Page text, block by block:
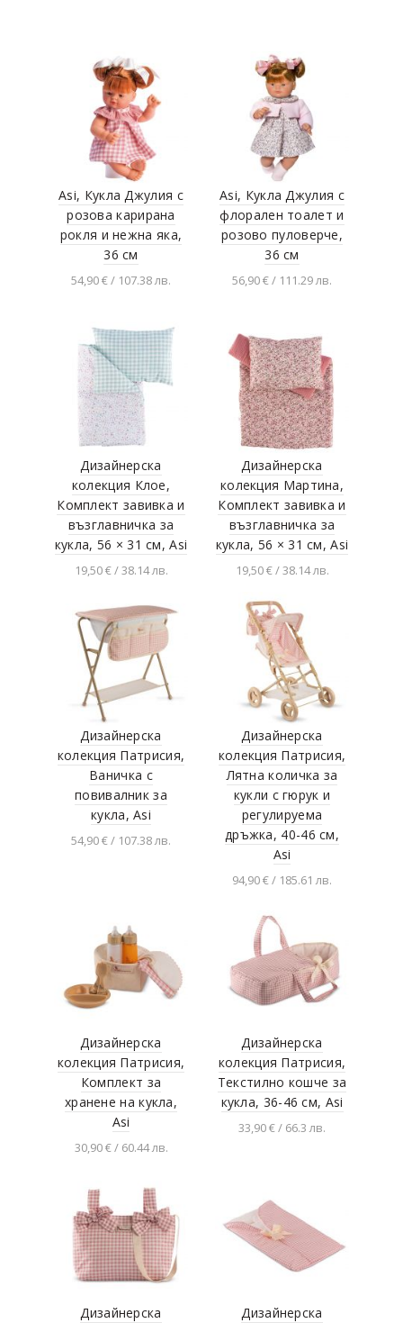
Малки гении, BrainBox
SentoSphere
INCUBABIES
EDU TOYS
Loko Toys
LAMAGIK
Shantou MZ Model Co.
SULONG TOYS
Three Three Six Toys
UniToys
Барт
TOSHIBA
Educo
Vilac
small foot
Kaichi
ZHICHENG
Libellud
Tronico
Lelin Toys
Funning Game Time
Grafix
Folia Bringmann
Lorelli toys
Nattou
BASS & BASS
Beluga
Kinsmart
Tini Toys
Dede toys
OrioN toys
Xie Jia
Janod
Burak toys
Asi, Кукла Джулия с
розова карирана
рокля и нежна яка,
36 см
54,90 € / 107.38 лв.
Asi, Кукла Джулия с
флорален тоалет и
розово пуловерче,
36 см
56,90 € / 111.29 лв.
Дизайнерска
колекция Клое,
Комплект завивка и
възглавничка за
кукла, 56 × 31 см, Asi
19,50 € / 38.14 лв.
количката
Дизайнерска
колекция Мартина,
Комплект завивка и
възглавничка за
кукла, 56 × 31 см, Asi
19,50 € / 38.14 лв.
Добавяне в
количката
Дизайнерска
колекция Патрисия,
Ваничка с
повивалник за
кукла, Asi
54,90 € / 107.38 лв.
Дизайнерска
колекция Патрисия,
Лятна количка за
кукли с гюрук и
регулируема
дръжка, 40-46 см,
Asi
94,90 € / 185.61 лв.
количката
Дизайнерска
колекция Патрисия,
Комплект за
хранене на кукла,
Asi
30,90 € / 60.44 лв.
количката
Дизайнерска
колекция Патрисия,
Текстилно кошче за
кукла, 36-46 см, Asi
33,90 € / 66.3 лв.
Дизайнерска
Дизайнерска